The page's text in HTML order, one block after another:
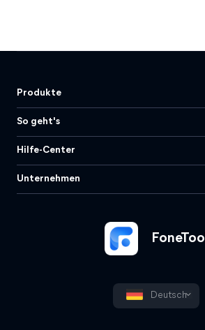
FoneTool
Deutsch
Produkte
So geht's
Hilfe-Center
Unternehmen